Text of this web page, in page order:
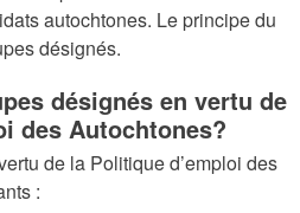
autochtones. Le principe du
désignés.
désignés en vertu de
des Autochtones?
de la Politique d’emploi des
: